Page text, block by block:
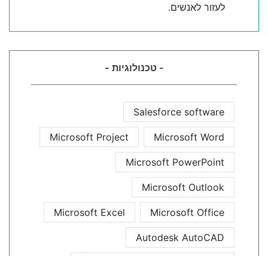
לעזור לאנשים.
- טכנולוגיות -
Salesforce software
Microsoft Word
Microsoft Project
Microsoft PowerPoint
Microsoft Outlook
Microsoft Office
Microsoft Excel
Autodesk AutoCAD